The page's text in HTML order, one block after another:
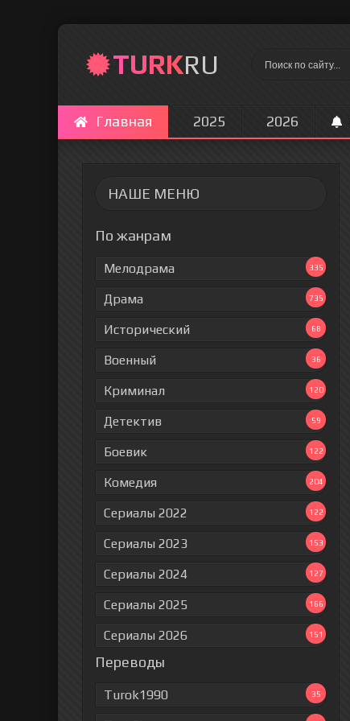
TURKRU
Главная 2025 2026
НАШЕ МЕНЮ
По жанрам
Мелодрама 335
Драма 735
Исторический 68
Военный 36
Криминал 120
Детектив 59
Боевик 122
Комедия 204
Сериалы 2022 122
Сериалы 2023 153
Сериалы 2024 127
Сериалы 2025 166
Сериалы 2026 151
Переводы
Turok1990 35